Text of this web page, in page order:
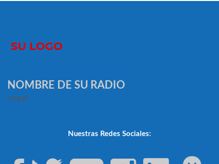
NOMBRE DE SU RADIO
slogan
Nuestras Redes Sociales: